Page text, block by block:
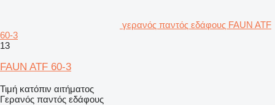
γερανός παντός εδάφους FAUN ATF
60-3
13
FAUN ATF 60-3
Τιμή κατόπιν αιτήματος
Γερανός παντός εδάφους